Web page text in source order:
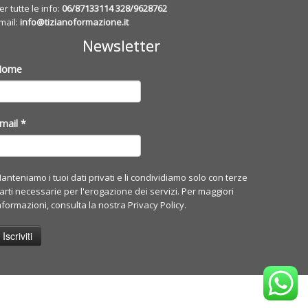
tutte le info: 06/87133114328/9628762
info@tizianoformazione.it
Newsletter
*
i tuoi dati privati e li condividiamo solo con terze
necessarie per l'erogazione dei servizi. Per maggiori
consulta la nostra Privacy Policy.